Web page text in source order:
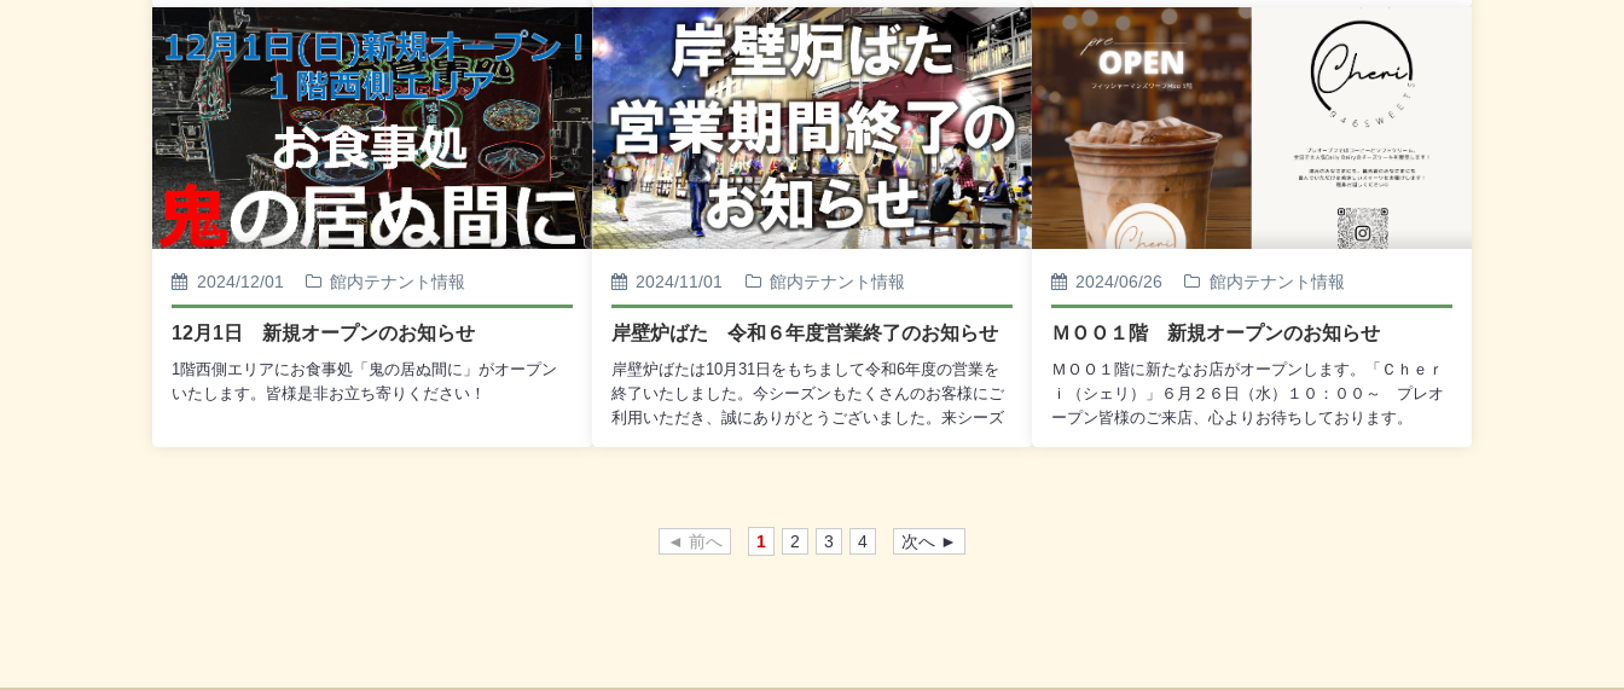
ただき、誠にありがとうございました。ふわふわのわた
あめを、ぜひお楽しみください！皆さまのご利用を心よ
りお待ちしております。
ください。今後とも 釧路フィッシャーマンズワーフ
MOO をよろしくお願いいたします。
2024/12/01 館内テナント情報
12月1日 新規オープンのお知らせ
1階西側エリアにお食事処「鬼の居ぬ間に」がオープン
いたします。皆様是非お立ち寄りください！
2024/11/01 館内テナント情報
岸壁炉ばた 令和６年度営業終了のお知らせ
岸壁炉ばたは10月31日をもちまして令和6年度の営業を
終了いたしました。今シーズンもたくさんのお客様にご
利用いただき、誠にありがとうございました。来シーズ
2024/06/26 館内テナント情報
ＭＯＯ１階 新規オープンのお知らせ
ＭＯＯ１階に新たなお店がオープンします。「Ｃｈｅｒ
ｉ（シェリ）」６月２６日（水）１０：００～ プレオ
ープン皆様のご来店、心よりお待ちしております。
◄ 前へ 1 2 3 4 次へ ►